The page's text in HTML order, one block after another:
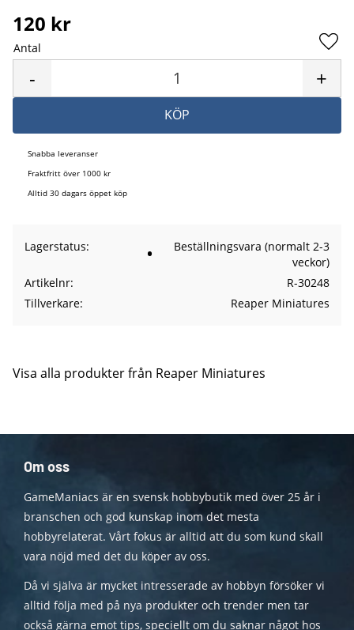
120 kr
Antal
+
-
KÖP
Snabba leveranser
Fraktfritt över 1000 kr
Alltid 30 dagars öppet köp
Lagerstatus
Beställningsvara (normalt 2-3
veckor)
Artikelnr
R-30248
Tillverkare
Reaper Miniatures
Visa alla produkter från Reaper Miniatures
Om oss
GameManiacs är en svensk hobbybutik med över 25 år i
branschen och god kunskap inom det mesta
hobbyrelaterat. Vårt fokus är alltid att du som kund skall
vara nöjd med det du köper av oss.
Då vi själva är mycket intresserade av hobbyn försöker vi
alltid följa med på nya produkter och trender men tar
också gärna emot tips, speciellt om du saknar något hos